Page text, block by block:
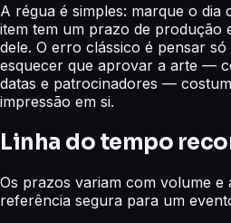
A régua é simples: marque o dia
item tem um prazo de produção
dele. O erro clássico é pensar
esquecer que aprovar a arte —
datas e patrocinadores —
impressão em si.
Linha do tempo
Os prazos variam com volume e
referência segura para um